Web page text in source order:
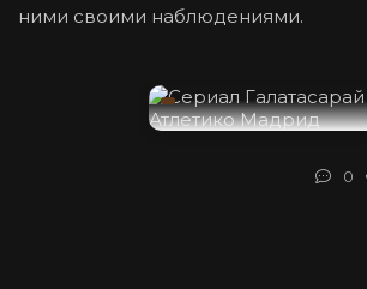
ними своими наблюдениями.
0